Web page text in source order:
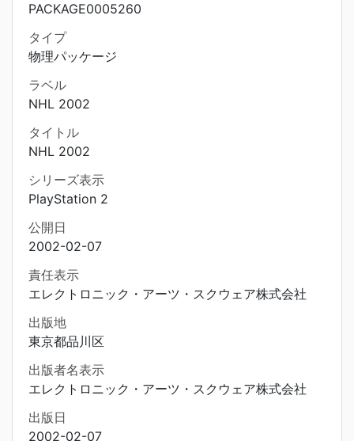
PACKAGE0005260
タイプ
物理パッケージ
ラベル
NHL 2002
タイトル
NHL 2002
シリーズ表示
PlayStation 2
公開日
2002-02-07
責任表示
エレクトロニック・アーツ・スクウェア株式会社
出版地
東京都品川区
出版者名表示
エレクトロニック・アーツ・スクウェア株式会社
出版日
2002-02-07